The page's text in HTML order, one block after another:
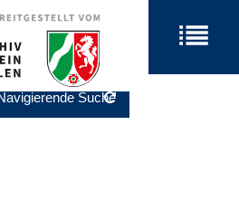
Suche